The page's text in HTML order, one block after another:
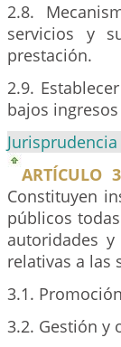
2.8.
servicios y
prestación.
2.9.
bajos
ARTÍCULO
Constituyen
públicos
autoridades
relativas a las
3.1.
3.2. Gestión y